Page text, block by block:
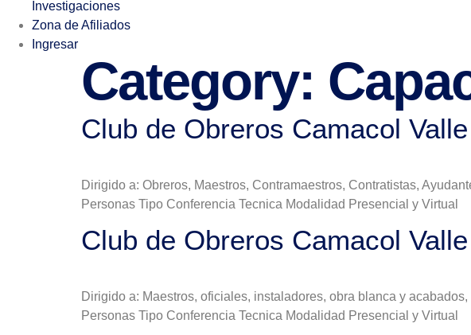
Investigaciones
Zona de Afiliados
Ingresar
Category:
Club de Obreros Camacol
Dirigido a: Obreros, Maestros, Contramaestros, Contratistas,
Personas Tipo Conferencia Tecnica Modalidad Presencial y Virtual
Club de Obreros Camacol
Dirigido a: Maestros, oficiales, instaladores, obra blanca y
Personas Tipo Conferencia Tecnica Modalidad Presencial y Virtual